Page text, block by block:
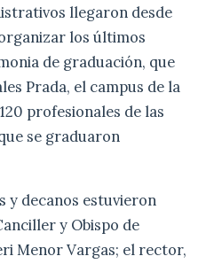
llegaron desde
los últimos
de graduación, que
Prada, el campus de la
profesionales de las
se graduaron
y decanos estuvieron
y Obispo de
Menor Vargas; el rector,